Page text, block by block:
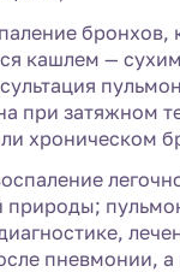
бронхов,
кашлем —
при затяжном
хроническом
природы;
пневмонии,